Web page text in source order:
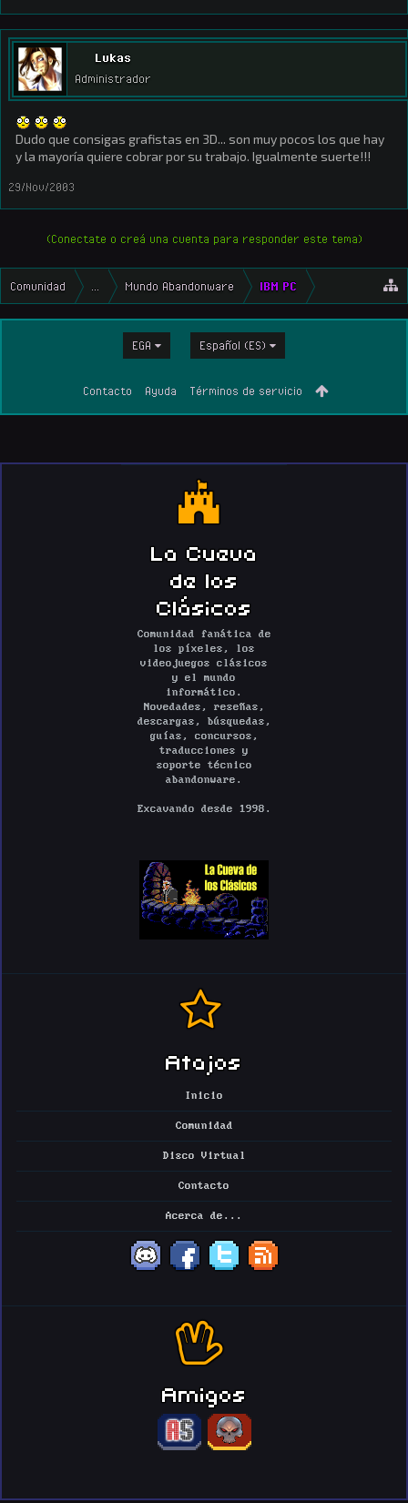
Lukas
Administrador
Dudo que consigas grafistas en 3D... son muy pocos los que hay
y la mayoría quiere cobrar por su trabajo. Igualmente suerte!!!
29/Nov/2003
(Conectate o creá una cuenta para responder este tema)
Comunidad Mundo Abandonware IBM PC
EGA Español (ES)
Contacto Ayuda Términos de servicio
La Cueva
de los
Clásicos
Comunidad fanática de
los píxeles, los
videojuegos clásicos
y el mundo
informático.
Novedades, reseñas,
descargas, búsquedas,
guías, concursos,
traducciones y
soporte técnico
abandonware.
Excavando desde 1998.
Atajos
Inicio
Comunidad
Disco Virtual
Contacto
Acerca de...
Amigos